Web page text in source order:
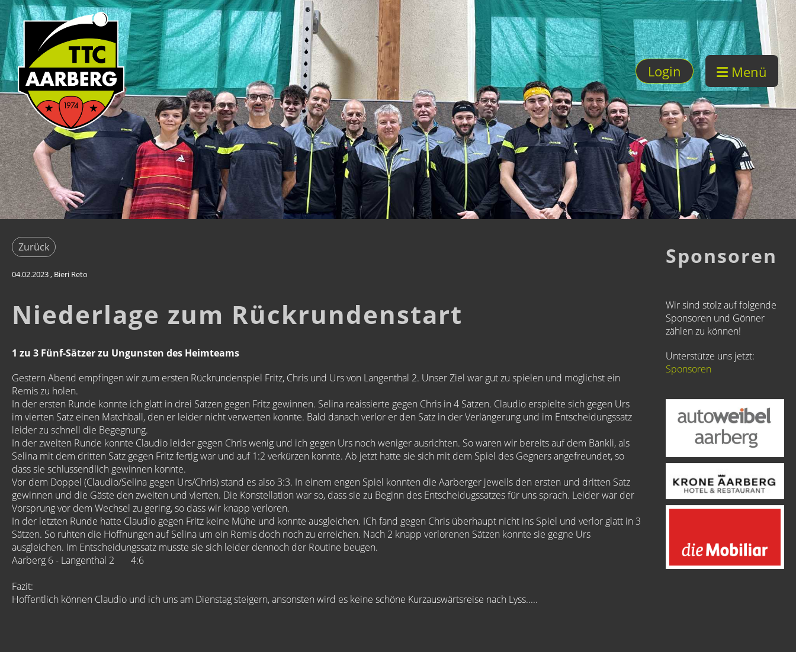
Login Menü
Zurück
04.02.2023, Bieri Reto
Niederlage zum Rückrundenstart
1 zu 3 Fünf-Sätzer zu Ungunsten des Heimteams
Gestern Abend empfingen wir zum ersten Rückrundenspiel Fritz, Chris und Urs von Langenthal 2. Unser Ziel war gut zu spielen und möglichst ein
Remis zu holen.
In der ersten Runde konnte ich glatt in drei Sätzen gegen Fritz gewinnen. Selina reäissierte gegen Chris in 4 Sätzen. Claudio erspielte sich gegen Urs
im vierten Satz einen Matchball, den er leider nicht verwerten konnte. Bald danach verlor er den Satz in der Verlängerung und im Entscheidungssatz
leider zu schnell die Begegnung.
In der zweiten Runde konnte Claudio leider gegen Chris wenig und ich gegen Urs noch weniger ausrichten. So waren wir bereits auf dem Bänkli, als
Selina mit dem dritten Satz gegen Fritz fertig war und auf 1:2 verkürzen konnte. Ab jetzt hatte sie sich mit dem Spiel des Gegners angefreundet, so
dass sie schlussendlich gewinnen konnte.
Vor dem Doppel (Claudio/Selina gegen Urs/Chris) stand es also 3:3. In einem engen Spiel konnten die Aarberger jeweils den ersten und dritten Satz
gewinnen und die Gäste den zweiten und vierten. Die Konstellation war so, dass sie zu Beginn des Entscheidugssatzes für uns sprach. Leider war der
Vorsprung vor dem Wechsel zu gering, so dass wir knapp verloren.
In der letzten Runde hatte Claudio gegen Fritz keine Mühe und konnte ausgleichen. ICh fand gegen Chris überhaupt nicht ins Spiel und verlor glatt in 3
Sätzen. So ruhten die Hoffnungen auf Selina um ein Remis doch noch zu erreichen. Nach 2 knapp verlorenen Sätzen konnte sie gegne Urs
ausgleichen. Im Entscheidungssatz musste sie sich leider dennoch der Routine beugen.
Aarberg 6 - Langenthal 2 4:6
Fazit:
Hoffentlich können Claudio und ich uns am Dienstag steigern, ansonsten wird es keine schöne Kurzauswärtsreise nach Lyss.....
Sponsoren
Wir sind stolz auf folgende
Sponsoren und Gönner
zählen zu können!
Unterstütze uns jetzt:
Sponsoren